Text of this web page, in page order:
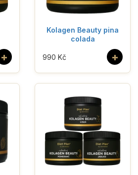
+
Kolagen Beauty pina
colada
+
990 Kč